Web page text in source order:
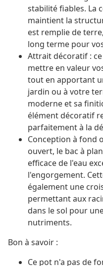
stabilité fiables. La
maintient la
est remplie de
long terme pour
Attrait décoratif :
mettre en valeur
tout en apportant
jardin ou à votre
moderne et sa
élément décoratif
parfaitement à la
Conception à fond
ouvert, le bac à
efficace de l'eau
l'engorgement.
également une
permettant aux
dans le sol pour
nutriments.
Bon à savoir :
Ce pot n'a pas de